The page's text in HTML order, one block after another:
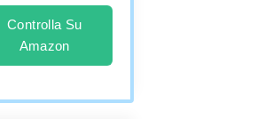
Controlla Su
Amazon